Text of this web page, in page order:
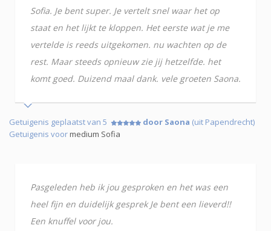
Sofia. Je bent super. Je vertelt snel waar het op
staat en het lijkt te kloppen. Het eerste wat je me
vertelde is reeds uitgekomen. nu wachten op de
rest. Maar steeds opnieuw zie jij hetzelfde. het
komt goed. Duizend maal dank. vele groeten Saona.
Getuigenis geplaatst van 5 door Saona (uit Papendrecht)
Getuigenis voormedium Sofia
Pasgeleden heb ik jou gesproken en het was een
heel fijn en duidelijk gesprek Je bent een lieverd!!
Een knuffel voor jou.